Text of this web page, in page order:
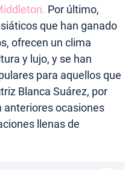
Por último,
que han ganado
ofrecen un clima
y lujo, y se han
para aquellos que
Blanca Suárez, por
anteriores ocasiones
llenas de